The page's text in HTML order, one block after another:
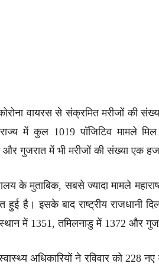
वायरस से संक्रमित मरीजों की
में कुल 1019 पॉजिटिव मामले
गुजरात में भी मरीजों की संख्या एक
के मुताबिक, सबसे ज्यादा मामले
हुई है। इसके बाद राष्ट्रीय राजधानी
में 1351, तमिलनाडु में 1372 और
अधिकारियों ने रविवार को 228